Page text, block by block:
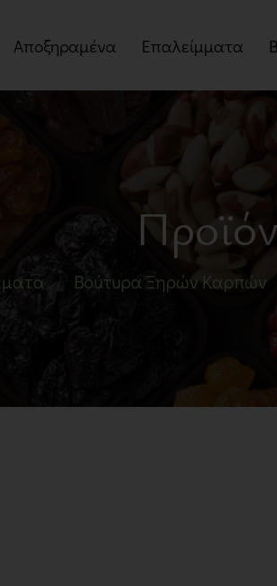
Αποξηραμένα Επαλείμματα
Μαρμελάδες
Μέλια
Βούτυρα Ξηρών Καρπών